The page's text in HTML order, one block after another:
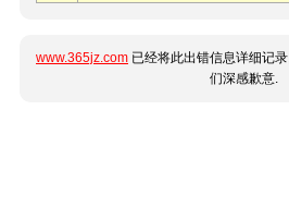
www.365jz.com 已经将此出错信息详细记
们深感歉意.